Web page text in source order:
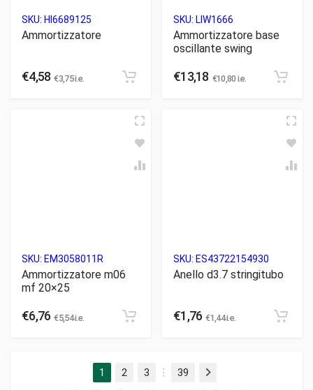
SKU: HI6689125
Ammortizzatore
€4,58 €3,75i.e.
SKU: LIW1666
Ammortizzatore base
oscillante swing
€13,18 €10,80 i.e.
SKU: EM3058011R
Ammortizzatore m06
mf 20×25
€6,76 €5,54i.e.
SKU: ES43722154930
Anello d3.7 stringitubo
€1,76 €1,44i.e.
1 2 3
…
39
Successivo